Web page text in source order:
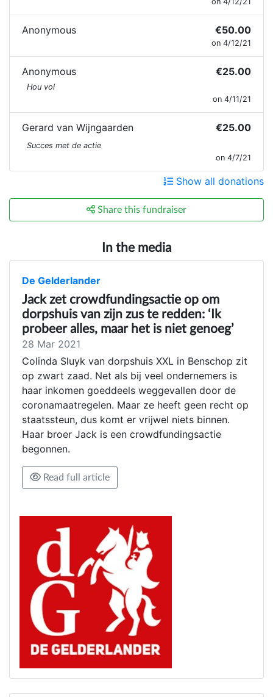
Anonymous €50.00
on 4/12/21
Anonymous €25.00
Hou vol
on 4/11/21
Gerard van Wijngaarden €25.00
Succes met de actie
on 4/7/21
Show all donations
Share this fundraiser
In the media
De Gelderlander
Jack zet crowdfundingsactie op om
dorpshuis van zijn zus te redden: ‘Ik
probeer alles, maar het is niet genoeg’
28 Mar 2021
Colinda Sluyk van dorpshuis XXL in Benschop zit
op zwart zaad. Net als bij veel ondernemers is
haar inkomen goeddeels weggevallen door de
coronamaatregelen. Maar ze heeft geen recht op
staatssteun, dus komt er vrijwel niets binnen.
Haar broer Jack is een crowdfundingsactie
begonnen.
Read full article